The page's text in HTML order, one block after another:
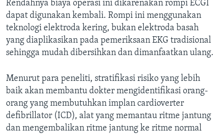
Rendahnya biaya operasi ini dikarenakan rompi ECGI
dapat digunakan kembali. Rompi ini menggunakan
teknologi elektroda kering, bukan elektroda basah
yang diaplikasikan pada pemeriksaan EKG tradisional
sehingga mudah dibersihkan dan dimanfaatkan ulang.
Menurut para peneliti, stratifikasi risiko yang lebih
baik akan membantu dokter mengidentifikasi orang-
orang yang membutuhkan implan cardioverter
defibrillator (ICD), alat yang memantau ritme jantung
dan mengembalikan ritme jantung ke ritme normal